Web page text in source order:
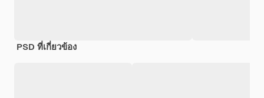
PSD ที่เกี่ยวข้อง